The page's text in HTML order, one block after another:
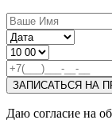
ЗАПИСАТЬСЯ НА
Даю согласие на